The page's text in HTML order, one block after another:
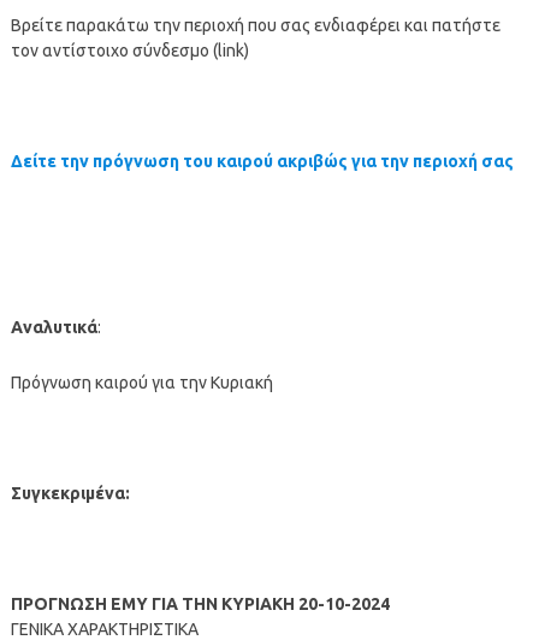
Βρείτε παρακάτω την περιοχή που σας ενδιαφέρει και πατήστε
τον αντίστοιχο σύνδεσμο (link)
Δείτε την πρόγνωση του καιρού ακριβώς για την περιοχή σας
Αναλυτικά:
Πρόγνωση καιρού για την Κυριακή
Συγκεκριμένα:
ΠΡΟΓΝΩΣΗ ΕΜΥ ΓΙΑ ΤΗΝ ΚΥΡΙΑΚΗ 20-10-2024
ΓΕΝΙΚΑ ΧΑΡΑΚΤΗΡΙΣΤΙΚΑ